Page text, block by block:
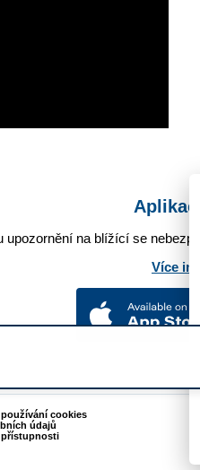
upozornění na blížící se
Více
používání cookies
údajů
přístupnosti